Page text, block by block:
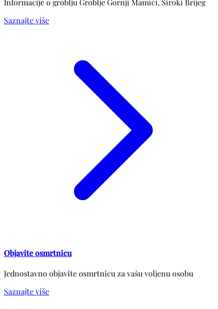
Informacije o groblju Groblje Gornji Mamići, Široki Brijeg
Saznajte više
Objavite osmrtnicu
Jednostavno objavite osmrtnicu za vašu voljenu osobu
Saznajte više